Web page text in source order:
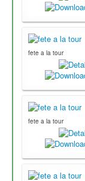
fete a la tour
fete a la tour